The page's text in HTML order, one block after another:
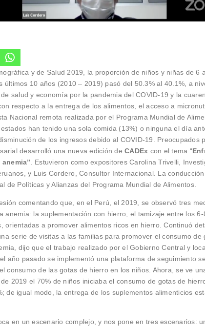
y de Salud 2019, la proporción de niños y niñas de 6
últimos 10 años (2010 – 2019) pasó del 50.3% al 40.1%, a
salud y economía por la pandemia del COVID-19 y la
respecto a la entrega de los alimentos, el acceso a
Nacional remota realizada por el Programa Mundial de
han tenido una sola comida (13%) o ninguna el día
de los ingresos debido al COVID-19. Preocupados
desarrolló una nueva edición de CADEx con el tema “
. Estuvieron como expositores Carolina Trivelli,
y Luis Cordero, Consultor Internacional. La
de Políticas y Alianzas del Programa Mundial de Alimentos.
comentando que, en el Perú, el 2019, se observó tres
anemia: la suplementación con hierro, el tamizaje entre los
orientadas a promover alimentos ricos en hierro. Continuó
serie de visitas a las familias para promover el consumo de
dijo que el trabajo realizado por el Gobierno Central y
año pasado se implementó una plataforma de seguimiento
consumo de las gotas de hierro en los niños. Ahora, se ve
2019 el 70% de niños iniciaba el consumo de gotas de
de igual modo, la entrega de los suplementos alimenticios
en un escenario complejo, y nos pone en tres escenarios: